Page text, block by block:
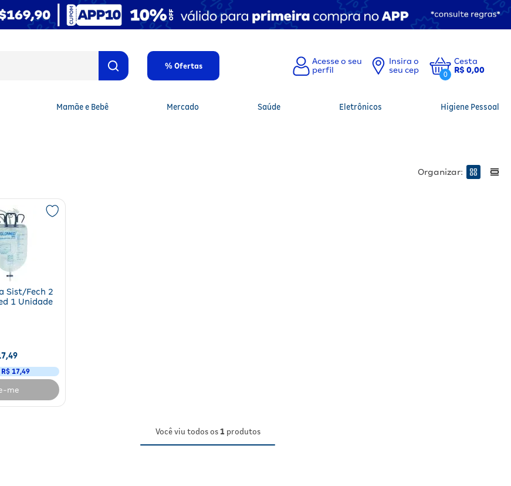
% Ofertas
Insira o
seu cep
0
Cesta
R$ 0,00
Mamãe e Bebê Mercado Saúde Eletrônicos Higiene Pessoal
Organizar:
Sist/Fech 2
1 Unidade
,49
R$ 17,49
me
Você viu todos os1produtos